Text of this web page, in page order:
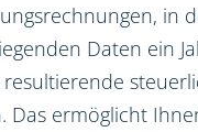
in
Daten ein
Das ermöglicht